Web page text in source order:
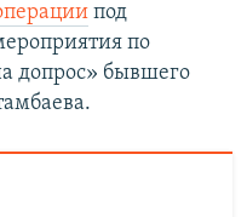
под
по
допрос» бывшего